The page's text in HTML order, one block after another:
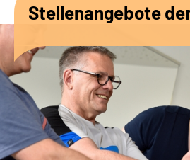
Unsere Angebote
Service
Karriere
Sozialdienste & Zuweisende
Stellenangebote